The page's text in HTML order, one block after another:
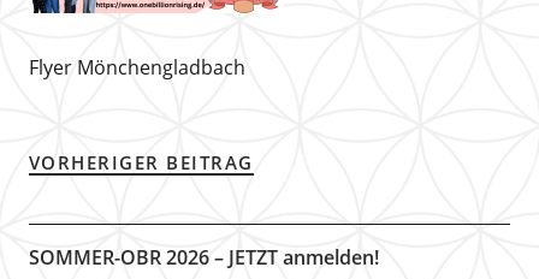
Flyer Mönchengladbach
VORHERIGER BEITRAG
SOMMER-OBR 2026 – JETZT anmelden!